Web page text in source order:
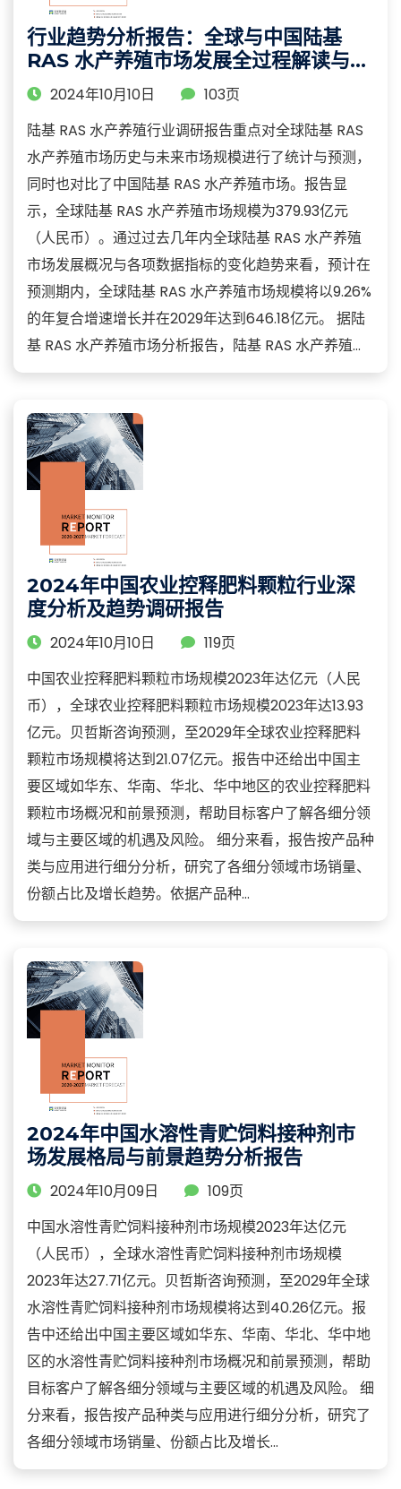
行业趋势分析报告：全球与中国陆基
RAS 水产养殖市场发展全过程解读与前
景预测
2024年10月10日
103页
陆基 RAS 水产养殖行业调研报告重点对全球陆基 RAS
水产养殖市场历史与未来市场规模进行了统计与预测，
同时也对比了中国陆基 RAS 水产养殖市场。报告显
示，全球陆基 RAS 水产养殖市场规模为379.93亿元
（人民币）。通过过去几年内全球陆基 RAS 水产养殖
市场发展概况与各项数据指标的变化趋势来看，预计在
预测期内，全球陆基 RAS 水产养殖市场规模将以9.26%
的年复合增速增长并在2029年达到646.18亿元。 据陆
基 RAS 水产养殖市场分析报告，陆基 RAS 水产养殖...
2024年中国农业控释肥料颗粒行业深
度分析及趋势调研报告
2024年10月10日
119页
中国农业控释肥料颗粒市场规模2023年达亿元（人民
币），全球农业控释肥料颗粒市场规模2023年达13.93
亿元。贝哲斯咨询预测，至2029年全球农业控释肥料
颗粒市场规模将达到21.07亿元。报告中还给出中国主
要区域如华东、华南、华北、华中地区的农业控释肥料
颗粒市场概况和前景预测，帮助目标客户了解各细分领
域与主要区域的机遇及风险。 细分来看，报告按产品种
类与应用进行细分分析，研究了各细分领域市场销量、
份额占比及增长趋势。依据产品种...
2024年中国水溶性青贮饲料接种剂市
场发展格局与前景趋势分析报告
2024年10月09日
109页
中国水溶性青贮饲料接种剂市场规模2023年达亿元
（人民币），全球水溶性青贮饲料接种剂市场规模
2023年达27.71亿元。贝哲斯咨询预测，至2029年全球
水溶性青贮饲料接种剂市场规模将达到40.26亿元。报
告中还给出中国主要区域如华东、华南、华北、华中地
区的水溶性青贮饲料接种剂市场概况和前景预测，帮助
目标客户了解各细分领域与主要区域的机遇及风险。 细
分来看，报告按产品种类与应用进行细分分析，研究了
各细分领域市场销量、份额占比及增长...